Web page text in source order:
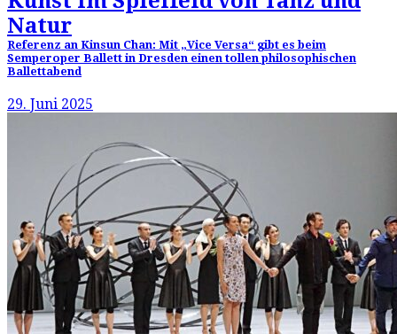
Natur
Referenz an Kinsun Chan: Mit „Vice Versa“ gibt es beim
Semperoper Ballett in Dresden einen tollen philosophischen
Ballettabend
29. Juni 2025